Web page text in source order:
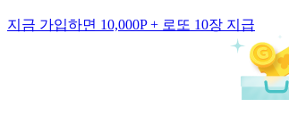
지금 가입하면 10,000P + 로또 10장 지급
칼로리와 영양성분을